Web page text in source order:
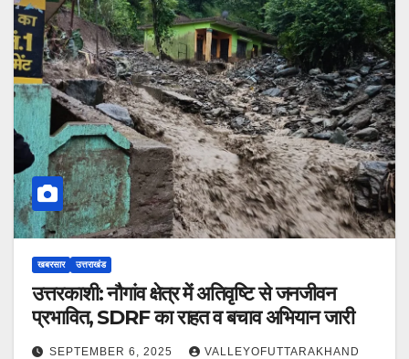
खबरसार उत्तराखंड
उत्तरकाशी: नौगांव क्षेत्र में अतिवृष्टि से जनजीवन
प्रभावित, SDRF का राहत व बचाव अभियान जारी
SEPTEMBER 6, 2025 VALLEYOFUTTARAKHAND